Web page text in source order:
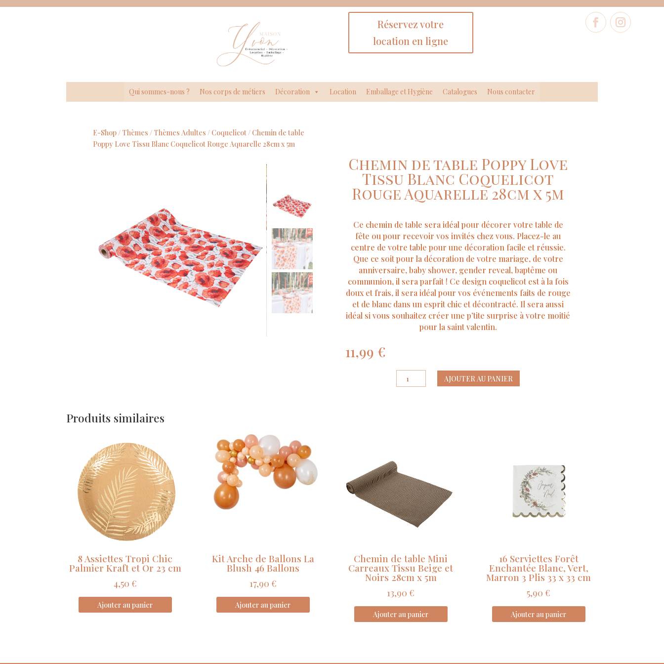
Réservez votre
location en ligne
Qui sommes-nous ? Nos corps de métiers Décoration Location Emballage et Hygiène Catalogues Nous contacter
E-Shop / Thèmes / Thèmes Adultes / Coquelicot/ Chemin de table
Poppy Love Tissu Blanc Coquelicot Rouge Aquarelle 28cm x 5m
Chemin de table Poppy Love
Tissu Blanc Coquelicot
Rouge Aquarelle 28cm x 5m
Ce chemin de table sera idéal pour décorer votre table de
fête ou pour recevoir vos invités chez vous. Placez-le au
centre de votre table pour une décoration facile et réussie.
Que ce soit pour la décoration de votre mariage, de votre
anniversaire, baby shower, gender reveal, baptême ou
communion, il sera parfait ! Ce design coquelicot est à la fois
doux et frais, il sera idéal pour vos événements faits de rouge
et de blanc dans un esprit chic et décontracté. Il sera aussi
idéal si vous souhaitez créer une p’tite surprise à votre moitié
pour la saint valentin.
11,99 €
quantité
de
Blanc
Coquelicot
Rouge
Aquarelle
28cm
AJOUTER AU PANIER
Produits similaires
8 Assiettes Tropi Chic
Palmier Kraft et Or 23 cm
4,50 €
Ajouter au panier
Kit Arche de Ballons La
Blush 46 Ballons
17,90 €
Ajouter au panier
Chemin de table Mini
Carreaux Tissu Beige et
Noirs 28cm x 5m
13,90 €
Ajouter au panier
16 Serviettes Forêt
Enchantée Blanc, Vert,
Marron 3 Plis 33 x 33 cm
5,90 €
Ajouter au panier
Panneau de gestion des cookies